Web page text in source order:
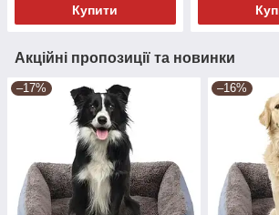
Купити
Акційні пропозиції та новинки
–17% –16%